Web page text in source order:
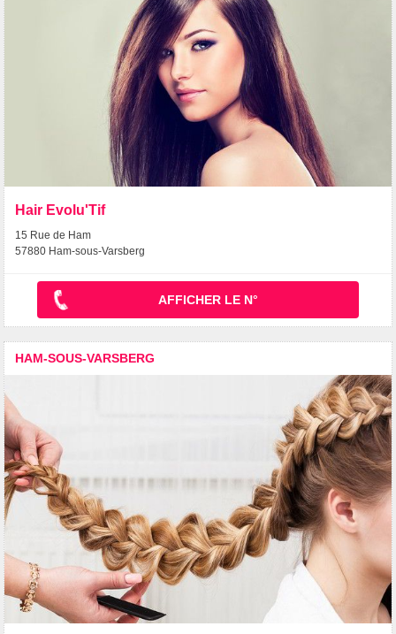
Hair Evolu'Tif
15 Rue de Ham
57880 Ham-sous-Varsberg
AFFICHER LE N°
HAM-SOUS-VARSBERG